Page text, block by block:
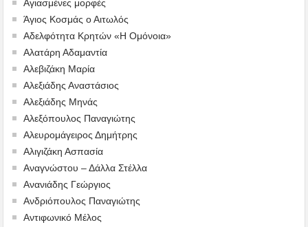
Αγιασμένες μορφές
Άγιος Κοσμάς ο Αιτωλός
Αδελφότητα Κρητών «Η Ομόνοια»
Αλατάρη Αδαμαντία
Αλεβιζάκη Μαρία
Αλεξιάδης Αναστάσιος
Αλεξιάδης Μηνάς
Αλεξόπουλος Παναγιώτης
Αλευρομάγειρος Δημήτρης
Αλιγιζάκη Ασπασία
Αναγνώστου – Δάλλα Στέλλα
Ανανιάδης Γεώργιος
Ανδριόπουλος Παναγιώτης
Αντιφωνικό Μέλος